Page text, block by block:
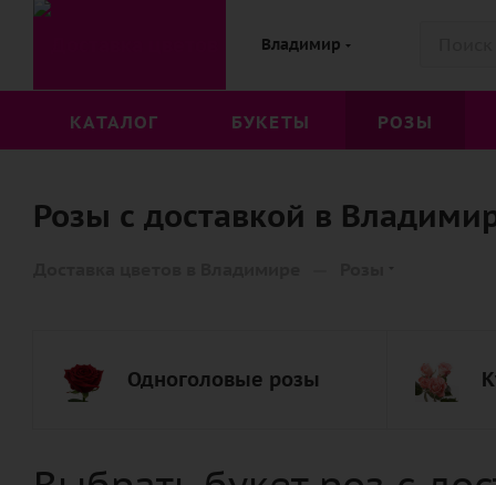
Владимир
КАТАЛОГ БУКЕТЫ РОЗЫ
Розы с доставкой в
Одноголовые розы